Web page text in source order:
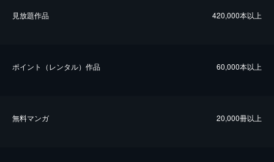
⾒放題作品 420,000本以上
ポイント（レンタル）作品 60,000本以上
無料マンガ 20,000冊以上